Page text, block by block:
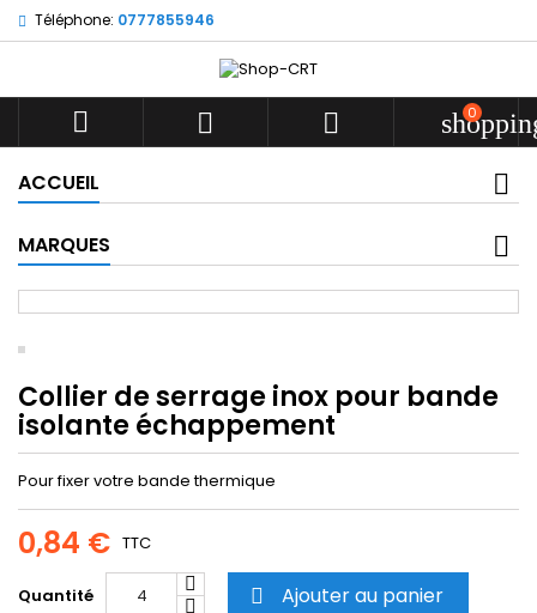
Téléphone: 0777855946
   0
ACCUEIL
MARQUES
Collier de serrage inox pour bande
isolante échappement
Pour fixer votre bande thermique
0,84 € TTC
Quantité  Ajouter au panier